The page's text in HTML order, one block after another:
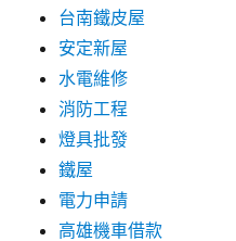
台南鐵皮屋
安定新屋
水電維修
消防工程
燈具批發
鐵屋
電力申請
高雄機車借款